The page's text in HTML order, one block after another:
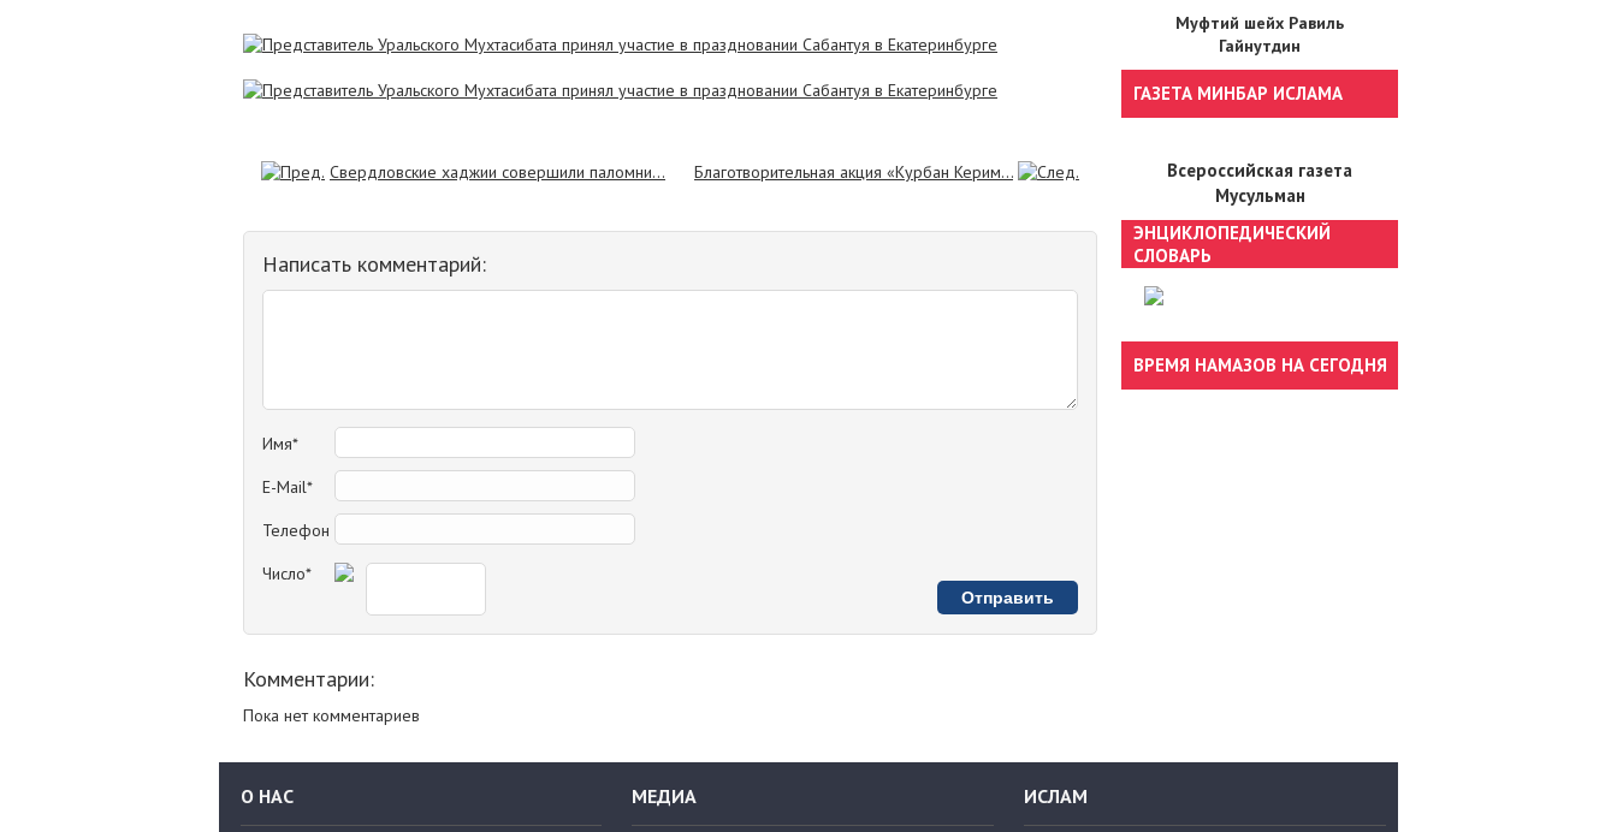
Муфтий шейх Равиль
Гайнутдин
ГАЗЕТА МИНБАР ИСЛАМА
Всероссийская газета
Мусульман
ЭНЦИКЛОПЕДИЧЕСКИЙ
СЛОВАРЬ
ВРЕМЯ НАМАЗОВ НА СЕГОДНЯ
Свердловские хаджии совершили паломни... Благотворительная акция «Курбан Керим...
Написать комментарий:
Имя*
E-Mail*
Телефон
Число*
Комментарии:
Пока нет комментариев
О НАС МЕДИА ИСЛАМ